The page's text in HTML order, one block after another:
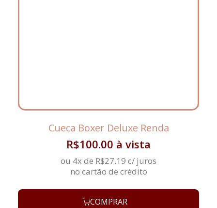
Cueca Boxer Deluxe Renda
R$100.00 à vista
ou 4x de R$27.19 c/ juros
no cartão de crédito
COMPRAR